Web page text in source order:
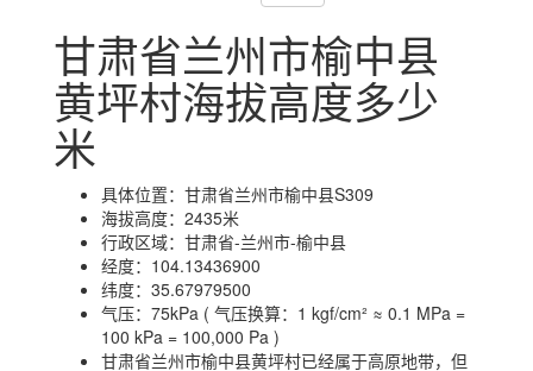
甘肃省兰州市榆中县
黄坪村海拔高度多少
米
具体位置： 甘肃省兰州市榆中县S309
海拔高度： 2435米
行政区域： 甘肃省-兰州市-榆中县
经度： 104.13436900
纬度： 35.67979500
气压： 75kPa ( 气压换算：1 kgf/cm² ≈ 0.1 MPa =
100 kPa = 100,000 Pa )
甘肃省兰州市榆中县黄坪村已经属于高原地带，但